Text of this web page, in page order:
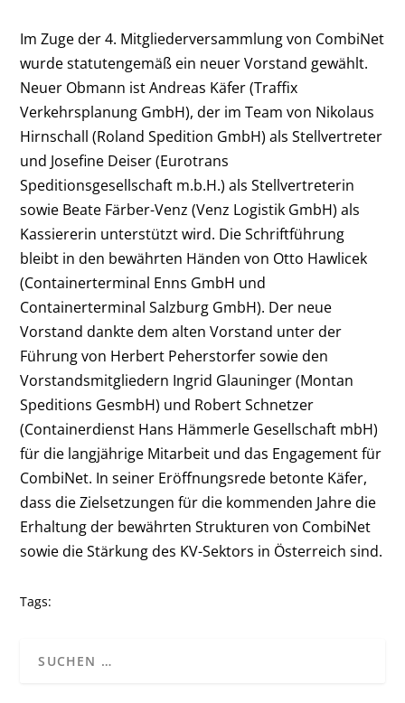
Im Zuge der 4. Mitgliederversammlung von CombiNet
wurde statutengemäß ein neuer Vorstand gewählt.
Neuer Obmann ist Andreas Käfer (Traffix
Verkehrsplanung GmbH), der im Team von Nikolaus
Hirnschall (Roland Spedition GmbH) als Stellvertreter
und Josefine Deiser (Eurotrans
Speditionsgesellschaft m.b.H.) als Stellvertreterin
sowie Beate Färber-Venz (Venz Logistik GmbH) als
Kassiererin unterstützt wird. Die Schriftführung
bleibt in den bewährten Händen von Otto Hawlicek
(Containerterminal Enns GmbH und
Containerterminal Salzburg GmbH). Der neue
Vorstand dankte dem alten Vorstand unter der
Führung von Herbert Peherstorfer sowie den
Vorstandsmitgliedern Ingrid Glauninger (Montan
Speditions GesmbH) und Robert Schnetzer
(Containerdienst Hans Hämmerle Gesellschaft mbH)
für die langjährige Mitarbeit und das Engagement für
CombiNet. In seiner Eröffnungsrede betonte Käfer,
dass die Zielsetzungen für die kommenden Jahre die
Erhaltung der bewährten Strukturen von CombiNet
sowie die Stärkung des KV-Sektors in Österreich sind.
Tags: